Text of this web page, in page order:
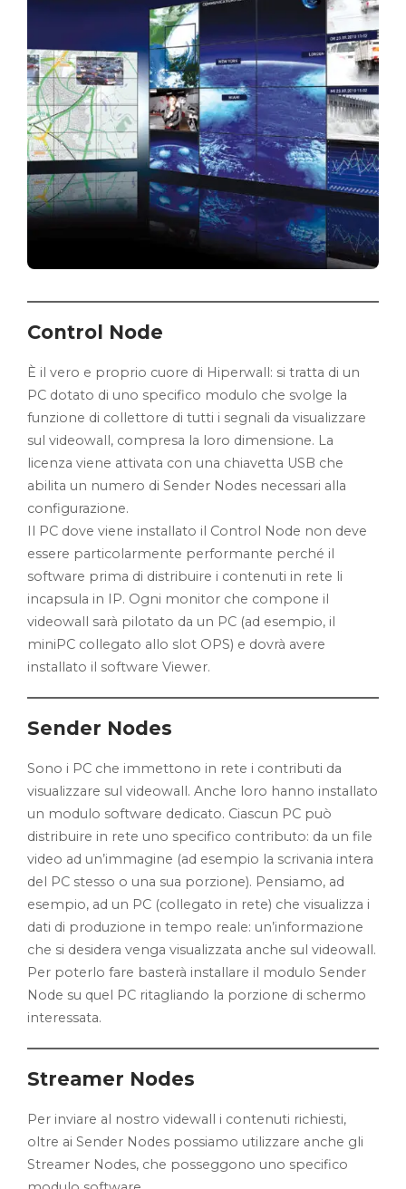
Control Node
È il vero e proprio cuore di Hiperwall: si tratta di un
PC dotato di uno specifico modulo che svolge la
funzione di collettore di tutti i segnali da visualizzare
sul videowall, compresa la loro dimensione. La
licenza viene attivata con una chiavetta USB che
abilita un numero di Sender Nodes necessari alla
configurazione.
Il PC dove viene installato il Control Node non deve
essere particolarmente performante perché il
software prima di distribuire i contenuti in rete li
incapsula in IP. Ogni monitor che compone il
videowall sarà pilotato da un PC (ad esempio, il
miniPC collegato allo slot OPS) e dovrà avere
installato il software Viewer.
Sender Nodes
Sono i PC che immettono in rete i contributi da
visualizzare sul videowall. Anche loro hanno installato
un modulo software dedicato. Ciascun PC può
distribuire in rete uno specifico contributo: da un file
video ad un’immagine (ad esempio la scrivania intera
del PC stesso o una sua porzione). Pensiamo, ad
esempio, ad un PC (collegato in rete) che visualizza i
dati di produzione in tempo reale: un’informazione
che si desidera venga visualizzata anche sul videowall.
Per poterlo fare basterà installare il modulo Sender
Node su quel PC ritagliando la porzione di schermo
interessata.
Streamer Nodes
Per inviare al nostro videwall i contenuti richiesti,
oltre ai Sender Nodes possiamo utilizzare anche gli
Streamer Nodes, che posseggono uno specifico